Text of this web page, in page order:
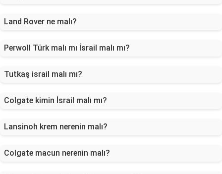
Land Rover ne malı?
Perwoll Türk malı mı İsrail malı mı?
Tutkaş israil malı mı?
Colgate kimin İsrail malı mı?
Lansinoh krem nerenin malı?
Colgate macun nerenin malı?